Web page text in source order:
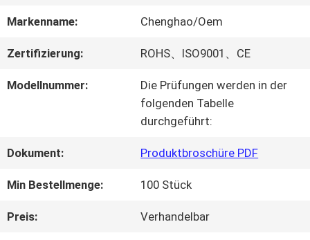
UNS
WERKSBESICHTIGUNG
QUALITÄTSKONTROLLE
Markenname: Chenghao/Oem
Zertifizierung: ROHS、ISO9001、CE
Modellnummer:
Die Prüfungen werden in der
folgenden Tabelle
durchgeführt:
Dokument: Produktbroschüre PDF
Min Bestellmenge: 100 Stück
Preis: Verhandelbar